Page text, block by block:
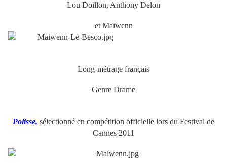
Lou Doillon, Anthony Delon
et Maïwenn
Long-métrage français
Genre Drame
Polisse, sélectionné en compétition officielle lors du Festival de
Cannes 2011